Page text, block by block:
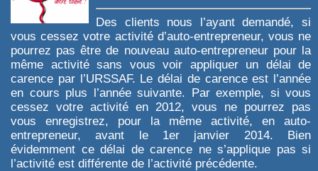
Des clients nous l’ayant demandé, si
vous cessez votre activité d’auto-entrepreneur, vous ne
pourrez pas être de nouveau auto-entrepreneur pour la
même activité sans vous voir appliquer un délai de
carence par l’URSSAF. Le délai de carence est l’année
en cours plus l’année suivante. Par exemple, si vous
cessez votre activité en 2012, vous ne pourrez pas
vous enregistrez, pour la même activité, en auto-
entrepreneur, avant le 1er janvier 2014. Bien
évidemment ce délai de carence ne s’applique pas si
l’activité est différente de l’activité précédente.